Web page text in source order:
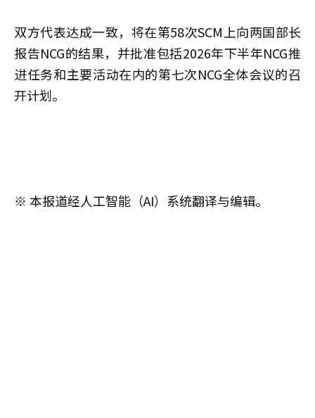
双方代表达成一致，将在第58次SCM上向两国部长
报告NCG的结果，并批准包括2026年下半年NCG推
进任务和主要活动在内的第七次NCG全体会议的召
开计划。
※ 本报道经人工智能（AI）系统翻译与编辑。